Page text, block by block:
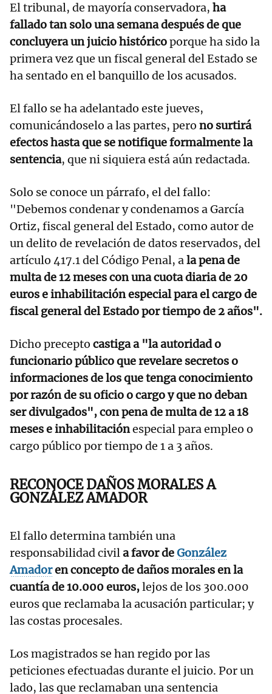
El tribunal, de mayoría conservadora, ha
fallado tan solo una semana después de que
concluyera un juicio históricoporque ha sido la
primera vez que un fiscal general del Estado se
ha sentado en el banquillo de los acusados.
El fallo se ha adelantado este jueves,
comunicándoselo a las partes, pero no surtirá
efectos hasta que se notifique formalmente la
sentencia, que ni siquiera está aún redactada.
Solo se conoce un párrafo, el del fallo:
"Debemos condenar y condenamos a García
Ortiz, fiscal general del Estado, como autor de
un delito de revelación de datos reservados, del
artículo 417.1 del Código Penal, ala pena de
multa de 12 meses con una cuota diaria de 20
euros e inhabilitación especial para el cargo de
fiscal general del Estado por tiempo de 2 años".
Dicho precepto castiga a "la autoridad o
funcionario público que revelare secretos o
informaciones de los que tenga conocimiento
por razón de su oficio o cargo y que no deban
ser divulgados", con pena de multa de 12 a 18
meses e inhabilitaciónespecial para empleo o
cargo público por tiempo de 1 a 3 años.
RECONOCE DAÑOS MORALES A
GONZÁLEZ AMADOR
El fallo determina también una
responsabilidad civila favor deGonzález
Amadoren concepto de daños morales en la
cuantía de 10.000 euros,lejos de los 300.000
euros que reclamaba la acusación particular; y
las costas procesales.
Los magistrados se han regido por las
peticiones efectuadas durante el juicio. Por un
lado, las que reclamaban una sentencia